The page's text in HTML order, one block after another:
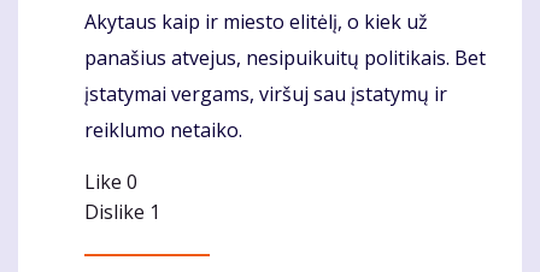
Akytaus kaip ir miesto elitėlį, o kiek už
panašius atvejus, nesipuikuitų politikais. Bet
įstatymai vergams, viršuj sau įstatymų ir
reiklumo netaiko.
Like 0
Dislike 1